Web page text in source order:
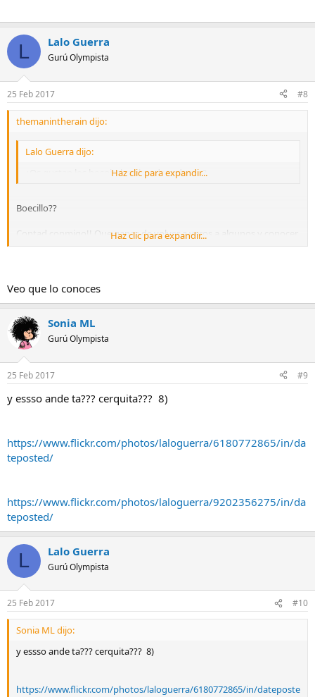
L Lalo Guerra
Gurú Olympista
25 Feb 2017 #8
themanintherain dijo:
Lalo Guerra dijo:
¿Os gustan los hospitales abandonados.....?
Haz clic para expandir...
Boecillo??
Contad conmigo!! Que ganas de volver a veros a algunos y conocer
a otros.
Haz clic para expandir...
Veo que lo conoces
Sonia ML
Gurú Olympista
25 Feb 2017 #9
y essso ande ta??? cerquita??? 8)
https://www.flickr.com/photos/laloguerra/6180772865/in/da
teposted/
https://www.flickr.com/photos/laloguerra/9202356275/in/da
teposted/
L Lalo Guerra
Gurú Olympista
25 Feb 2017 #10
Sonia ML dijo:
y essso ande ta??? cerquita??? 8)
https://www.flickr.com/photos/laloguerra/6180772865/in/dateposte